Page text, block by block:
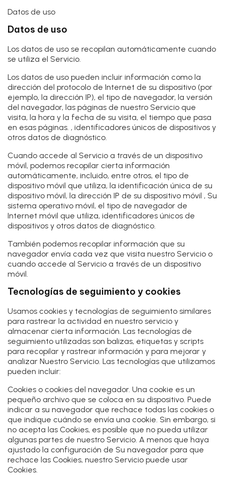
Datos de uso
Datos de uso
Los datos de uso se recopilan automáticamente cuando
se utiliza el Servicio.
Los datos de uso pueden incluir información como la
dirección del protocolo de Internet de su dispositivo (por
ejemplo, la dirección IP), el tipo de navegador, la versión
del navegador, las páginas de nuestro Servicio que
visita, la hora y la fecha de su visita, el tiempo que pasa
en esas páginas. , identificadores únicos de dispositivos y
otros datos de diagnóstico.
Cuando accede al Servicio a través de un dispositivo
móvil, podemos recopilar cierta información
automáticamente, incluido, entre otros, el tipo de
dispositivo móvil que utiliza, la identificación única de su
dispositivo móvil, la dirección IP de su dispositivo móvil , Su
sistema operativo móvil, el tipo de navegador de
Internet móvil que utiliza, identificadores únicos de
dispositivos y otros datos de diagnóstico.
También podemos recopilar información que su
navegador envía cada vez que visita nuestro Servicio o
cuando accede al Servicio a través de un dispositivo
móvil.
Tecnologías de seguimiento y cookies
Usamos cookies y tecnologías de seguimiento similares
para rastrear la actividad en nuestro servicio y
almacenar cierta información. Las tecnologías de
seguimiento utilizadas son balizas, etiquetas y scripts
para recopilar y rastrear información y para mejorar y
analizar Nuestro Servicio. Las tecnologías que utilizamos
pueden incluir:
Cookies o cookies del navegador. Una cookie es un
pequeño archivo que se coloca en su dispositivo. Puede
indicar a su navegador que rechace todas las cookies o
que indique cuándo se envía una cookie. Sin embargo, si
no acepta las Cookies, es posible que no pueda utilizar
algunas partes de nuestro Servicio. A menos que haya
ajustado la configuración de Su navegador para que
rechace las Cookies, nuestro Servicio puede usar
Cookies.